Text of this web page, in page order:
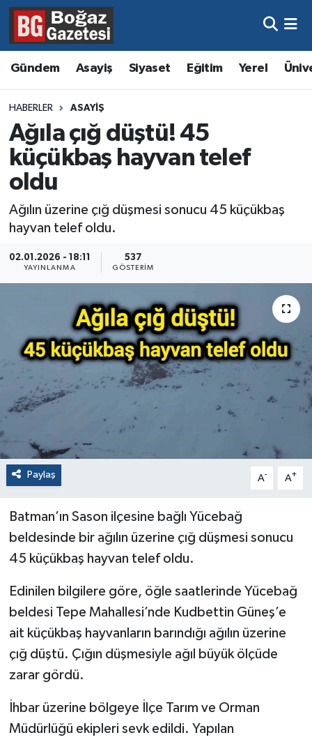
Gündem Asayiş Siyaset Eğitim Yerel
HABERLER ASAYIŞ
Ağıla çığ düştü! 45
küçükbaş hayvan telef
oldu
Ağılın üzerine çığ düşmesi sonucu 45 küçükbaş
hayvan telef oldu.
02.01.2026 - 18:11
YAYINLANMA
537
GÖSTERIM
Paylaş A- A+
Batman’ın Sason ilçesine bağlı Yücebağ
beldesinde bir ağılın üzerine çığ düşmesi sonucu
45 küçükbaş hayvan telef oldu.
Edinilen bilgilere göre, öğle saatlerinde Yücebağ
beldesi Tepe Mahallesi’nde Kudbettin Güneş’e
ait küçükbaş hayvanların barındığı ağılın üzerine
çığ düştü. Çığın düşmesiyle ağıl büyük ölçüde
zarar gördü.
İhbar üzerine bölgeye İlçe Tarım ve Orman
Müdürlüğü ekipleri sevk edildi. Yapılan
Asayiş
Eğitim
Ekonomi
Gündem
Magazin
Resmi İlanlar
Hava Durumu
Trafik Durumu
Süper Lig Puan Durumu ve Fikstür
Tüm Manşetler
Haber Arşivi